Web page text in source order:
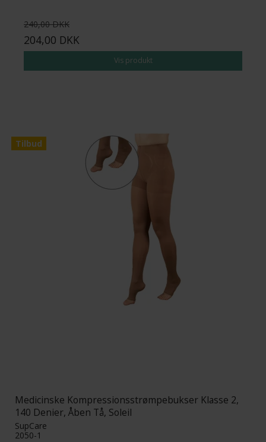
240,00 DKK
204,00 DKK
Vis produkt
Tilbud
Medicinske Kompressionsstrømpebukser Klasse 2,
140 Denier, Åben Tå, Soleil
SupCare
2050-1